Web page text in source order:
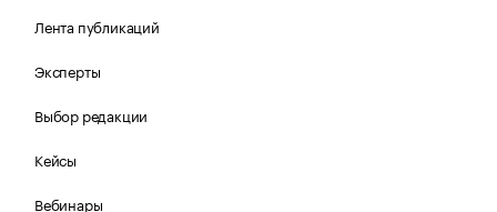
Лента публикаций
Эксперты
Выбор редакции
Кейсы
Вебинары